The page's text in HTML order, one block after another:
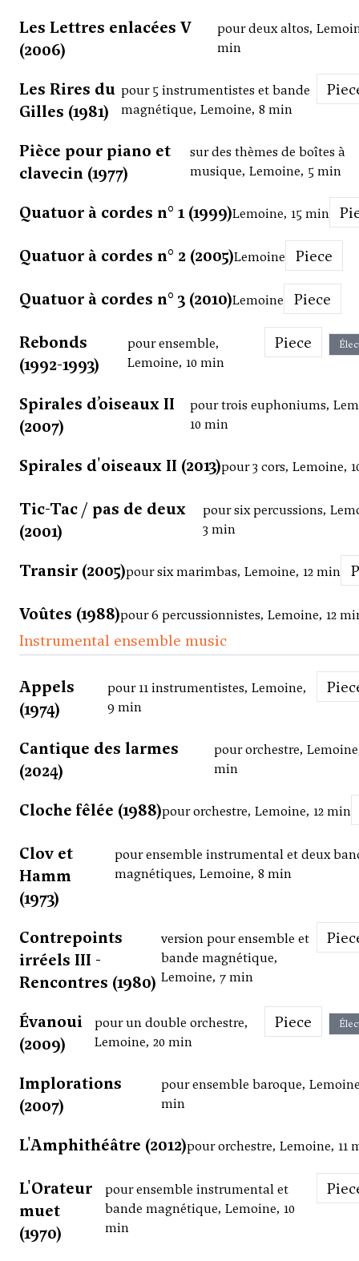
Les Lettres enlacées V
(2006)
pour deux altos,
min
Les Rires du
Gilles (1981)
pour 5 instrumentistes et bande
magnétique, Lemoine, 8 min
Pièce pour piano et
clavecin (1977)
sur des thèmes de boîtes à
musique, Lemoine, 5 min
Quatuor à cordes n° 1 (1999)Lemoine, 15 min
Quatuor à cordes n° 2 (2005)Lemoine Piece
Quatuor à cordes n° 3 (2010)Lemoine Piece
Rebonds
(1992-1993)
pour ensemble,
Lemoine, 10 min
Piece
Spirales d’oiseaux II
(2007)
pour trois euphoniums,
10 min
Spirales d'oiseaux II (2013)pour 3 cors, Lemoine,
Tic-Tac / pas de deux
(2001)
pour six percussions,
3 min
Transir (2005)pour six marimbas, Lemoine, 12 min
Voûtes (1988)pour 6 percussionnistes, Lemoine, 12
Instrumental ensemble music
Appels
(1974)
pour 11 instrumentistes, Lemoine,
9 min
Cantique des larmes
(2024)
pour orchestre,
min
Cloche fêlée (1988)pour orchestre, Lemoine, 12 min
Clov et
Hamm
(1973)
pour ensemble instrumental et deux
magnétiques, Lemoine, 8 min
Contrepoints
irréels III -
Rencontres (1980)
version pour ensemble et
bande magnétique,
Lemoine, 7 min
Évanoui
(2009)
pour un double orchestre,
Lemoine, 20 min
Piece
Implorations
(2007)
pour ensemble baroque,
min
L'Amphithéâtre (2012)pour orchestre, Lemoine, 11
L'Orateur
muet
(1970)
pour ensemble instrumental et
bande magnétique, Lemoine, 10
min